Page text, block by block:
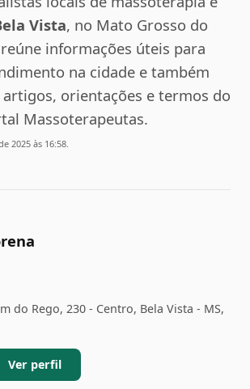
Vista, no Mato Grosso do
informações úteis para
na cidade e também
orientações e termos do
Massoterapeutas.
2025 às 16:58.
do Rego, 230 - Centro, Bela Vista - MS,
Ver perfil